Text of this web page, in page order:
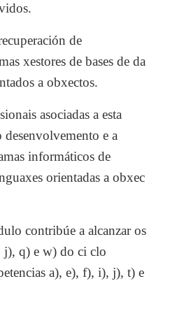
de
xestores de bases de da
a obxectos.
asociadas a esta
e a
informáticos de
orientadas a obxec
contribúe a alcanzar os
j), q) e w) do ci clo
a), e), f), i), j), t) e